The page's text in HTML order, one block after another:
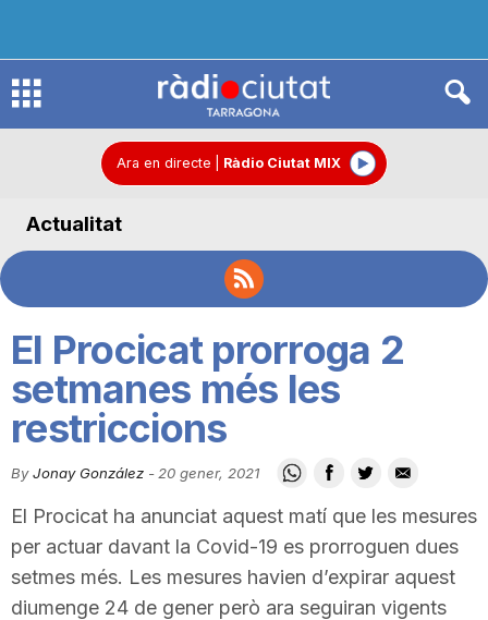
R
d
C
i
u
Ara en directe Ràdio Ciutat MIX
Actualitat
El Procicat prorroga 2
setmanes més les
restriccions
By Jonay González - 20 gener, 2021
El Procicat ha anunciat aquest matí que les mesures
per actuar davant la Covid-19 es prorroguen dues
setmes més. Les mesures havien d’expirar aquest
diumenge 24 de gener però ara seguiran vigents